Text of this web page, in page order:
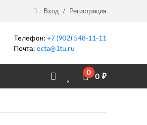
Вход / Регистрация
Телефон: +7 (902) 548-11-11
Почта: octa@1tu.ru
0 0 ₽